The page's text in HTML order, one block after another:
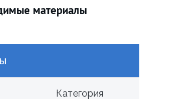
материалы
Категория